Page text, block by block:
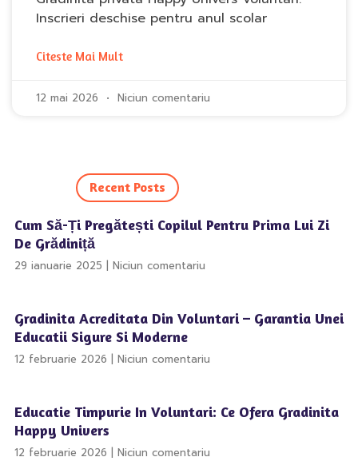
Inscrieri deschise pentru anul scolar
Citeste Mai Mult
12 mai 2026 Niciun comentariu
Recent Posts
Cum Să-Ți Pregătești Copilul Pentru Prima Lui Zi
De Grădiniță
29 ianuarie 2025 Niciun comentariu
Gradinita Acreditata Din Voluntari – Garantia Unei
Educatii Sigure Si Moderne
12 februarie 2026 Niciun comentariu
Educatie Timpurie In Voluntari: Ce Ofera Gradinita
Happy Univers
12 februarie 2026 Niciun comentariu